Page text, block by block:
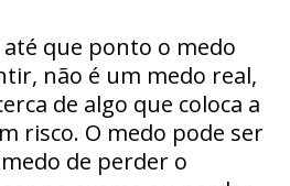
que ponto o medo
não é um medo real,
de algo que coloca a
risco. O medo pode ser
de perder o